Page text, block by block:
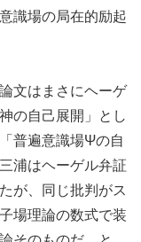
識場の局在的励起
文はまさにヘーゲ
の自己展開」とし
普遍意識場Ψの自
浦はヘーゲル弁証
が、同じ批判がス
場理論の数式で装